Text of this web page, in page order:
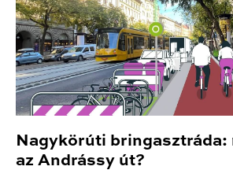
Nagykörúti bringasztráda:
az Andrássy út?